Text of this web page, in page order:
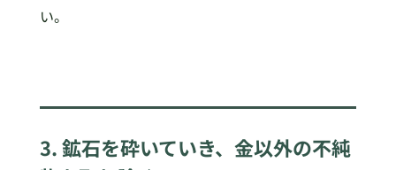
い。
3. 鉱石を砕いていき、金以外の不純